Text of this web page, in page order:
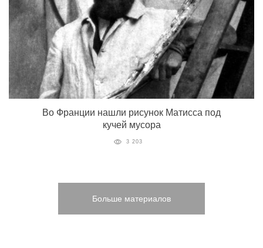
Во Франции нашли рисунок Матисса под
кучей мусора
3 203
Больше материалов